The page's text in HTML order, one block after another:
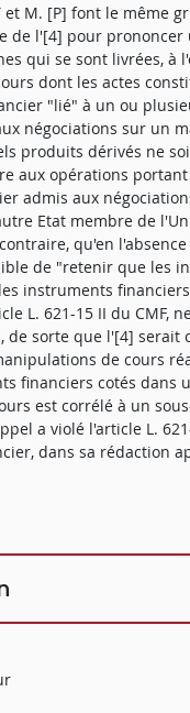
et M. [P] font le même
de l'[4] pour prononcer
qui se sont livrées, à
dont les actes
"lié" à un ou
négociations sur un
produits dérivés ne
aux opérations
admis aux
Etat membre de
qu'en
de "retenir que les
instruments
L. 621-15 II du CMF,
de sorte que l'[4] serait
de cours
financiers cotés dans
est corrélé à un
a violé l'article L.
dans sa rédaction